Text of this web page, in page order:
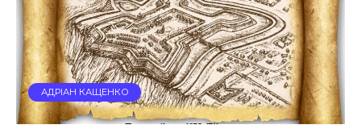
АДРІАН КАЩЕНКО